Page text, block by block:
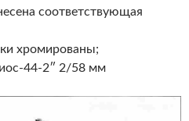
соответствующая
хромированы;
44-2″ 2/58 мм